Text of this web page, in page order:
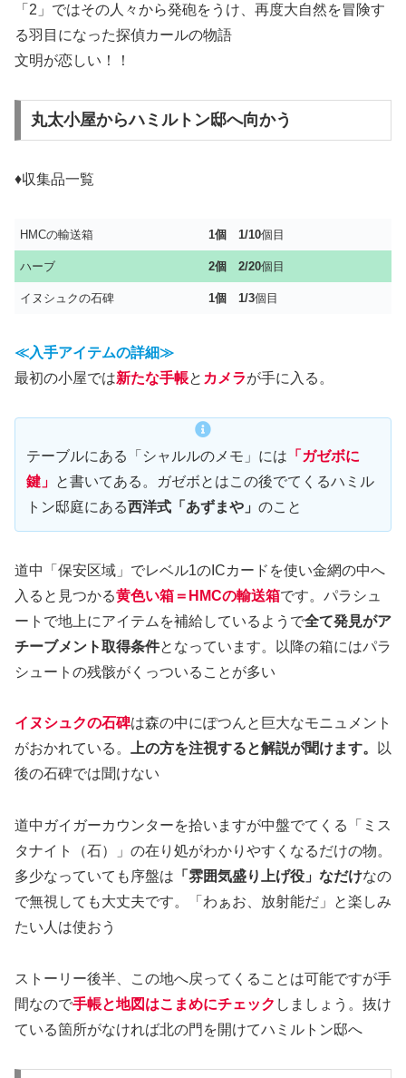
「2」ではその人々から発砲をうけ、再度大自然を冒険す
る羽目になった探偵カールの物語
文明が恋しい！！
丸太小屋からハミルトン邸へ向かう
♦収集品一覧
HMCの輸送箱 1個 1/10個目
ハーブ 2個 2/20個目
イヌシュクの石碑 1個 1/3個目
≪入手アイテムの詳細≫
最初の小屋では新たな手帳と カメラが手に入る。
テーブルにある「シャルルのメモ」には 「ガゼボに
鍵」 と書いてある。ガゼボとはこの後でてくるハミル
トン邸庭にある西洋式「あずまや」 のこと
道中「保安区域」でレベル1のICカードを使い金網の中へ
入ると見つかる黄色い箱＝HMCの輸送箱です。パラシュ
ートで地上にアイテムを補給しているようで全て発見がア
チーブメント取得条件となっています。以降の箱にはパラ
シュートの残骸がくっついることが多い
イヌシュクの石碑は森の中にぽつんと巨大なモニュメント
がおかれている。 上の方を注視すると解説が聞けます。 以
後の石碑では聞けない
道中ガイガーカウンターを拾いますが中盤でてくる「ミス
タナイト（石）」の在り処がわかりやすくなるだけの物。
多少なっていても序盤は 「雰囲気盛り上げ役」なだけなの
で無視しても大丈夫です。「わぁお、放射能だ」と楽しみ
たい人は使おう
ストーリー後半、この地へ戻ってくることは可能ですが手
間なので手帳と地図はこまめにチェック しましょう。抜け
ている箇所がなければ北の門を開けてハミルトン邸へ